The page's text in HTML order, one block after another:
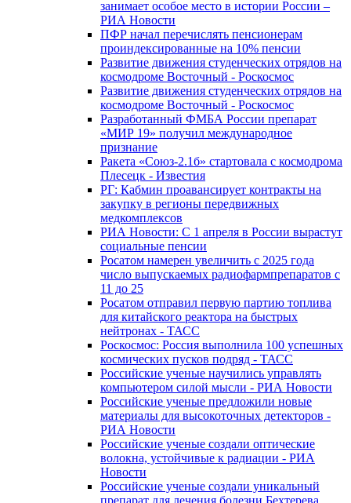
занимает особое место в истории России –
РИА Новости
ПФР начал перечислять пенсионерам
проиндексированные на 10% пенсии
Развитие движения студенческих отрядов на
космодроме Восточный - Роскосмос
Развитие движения студенческих отрядов на
космодроме Восточный - Роскосмос
Разработанный ФМБА России препарат
«МИР 19» получил международное
признание
Ракета «Союз-2.1б» стартовала с космодрома
Плесецк - Известия
РГ: Кабмин проавансирует контракты на
закупку в регионы передвижных
медкомплексов
РИА Новости: С 1 апреля в России вырастут
социальные пенсии
Росатом намерен увеличить с 2025 года
число выпускаемых радиофармпрепаратов с
11 до 25
Росатом отправил первую партию топлива
для китайского реактора на быстрых
нейтронах - ТАСС
Роскосмос: Россия выполнила 100 успешных
космических пусков подряд - ТАСС
Российские ученые научились управлять
компьютером силой мысли - РИА Новости
Российские ученые предложили новые
материалы для высокоточных детекторов -
РИА Новости
Российские ученые создали оптические
волокна, устойчивые к радиации - РИА
Новости
Российские ученые создали уникальный
препарат для лечения болезни Бехтерева